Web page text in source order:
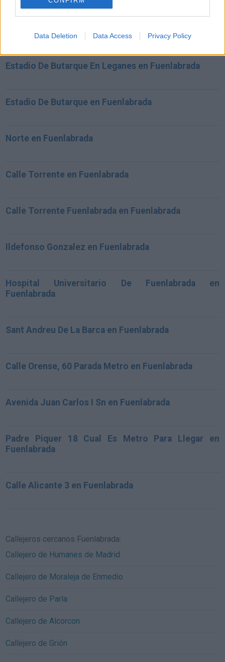
Data Deletion Data Access Privacy Policy
Calle Lagasca, 119 Parada Metro Mas Cercano en
Estadio De Butarque En Leganes en Fuenlabrada
Estadio De Butarque en Fuenlabrada
Norte en Fuenlabrada
Calle Torrente en Fuenlabrada
Calle Torrente Fuenlabrada en Fuenlabrada
Ildefonso Gonzalez en Fuenlabrada
Hospital Universitario De Fuenlabrada en
Fuenlabrada
Sant Andreu De La Barca en Fuenlabrada
Calle Orense, 60 Parada Metro en Fuenlabrada
Avenida Juan Carlos I Sn en Fuenlabrada
Padre Piquer 18 Cual Es Metro Para Llegar en
Fuenlabrada
Calle Alicante 3 en Fuenlabrada
Callejeros cercanos Fuenlabrada:
Callejero de Humanes de Madrid
Callejero de Moraleja de Enmedio
Callejero de Parla
Callejero de Alcorcon
Callejero de Grión